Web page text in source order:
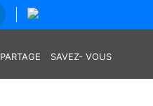
PARTAGE SAVEZ- VOUS